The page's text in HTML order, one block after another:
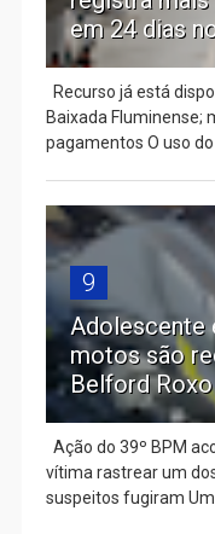
em 24 dias
Recurso já está
Baixada Fluminense;
pagamentos O uso do
9
Adolescente
motos são
Belford Roxo
Ação do 39º BPM
vítima rastrear um
suspeitos fugiram